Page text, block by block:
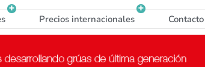
Precios internacionales Contacto